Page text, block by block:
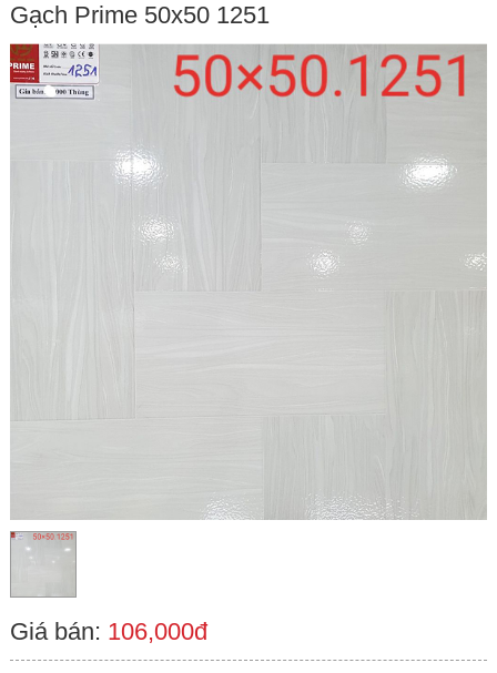
Gạch Prime 50x50 1251
Giá bán: 106,000đ